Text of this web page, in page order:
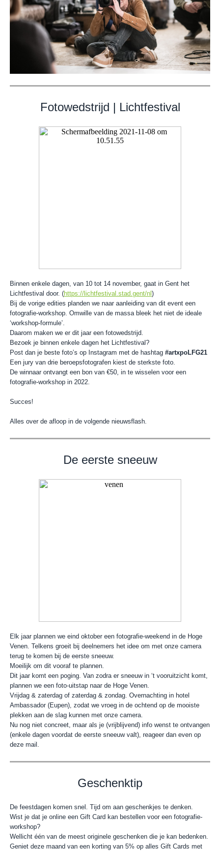
Fotowedstrijd | Lichtfestival
Binnen enkele dagen, van 10 tot 14 november, gaat in Gent het
Lichtfestival door. (https://lichtfestival.stad.gent/nl )
Bij de vorige edities planden we naar aanleiding van dit event een
fotografie-workshop. Omwille van de massa bleek het niet de ideale
‘workshop-formule’.
Daarom maken we er dit jaar een fotowedstrijd.
Bezoek je binnen enkele dagen het Lichtfestival?
Post dan je beste foto’s op Instagram met de hashtag #artxpoLFG21
Een jury van drie beroepsfotografen kiest de sterkste foto.
De winnaar ontvangt een bon van €50, in te wisselen voor een
fotografie-workshop in 2022.
Succes!
Alles over de afloop in de volgende nieuwsflash.
De eerste sneeuw
Elk jaar plannen we eind oktober een fotografie-weekend in de Hoge
Venen. Telkens groeit bij deelnemers het idee om met onze camera
terug te komen bij de eerste sneeuw.
Moeilijk om dit vooraf te plannen.
Dit jaar komt een poging. Van zodra er sneeuw in ‘t vooruitzicht komt,
plannen we een foto-uitstap naar de Hoge Venen.
Vrijdag & zaterdag of zaterdag & zondag. Overnachting in hotel
Ambassador (Eupen), zodat we vroeg in de ochtend op de mooiste
plekken aan de slag kunnen met onze camera.
Nu nog niet concreet, maar als je (vrijblijvend) info wenst te ontvangen
(enkele dagen voordat de eerste sneeuw valt), reageer dan even op
deze mail.
Geschenktip
De feestdagen komen snel. Tijd om aan geschenkjes te denken.
Wist je dat je online een Gift Card kan bestellen voor een fotografie-
workshop?
Wellicht één van de meest originele geschenken die je kan bedenken.
Geniet deze maand van een korting van 5% op alles Gift Cards met